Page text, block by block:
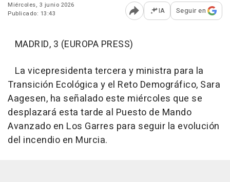
Miércoles, 3 junio 2026
Publicado: 13:43
Abrir opciones para
IA Seguir en
MADRID, 3 (EUROPA PRESS)
La vicepresidenta tercera y ministra para la
Transición Ecológica y el Reto Demográfico, Sara
Aagesen, ha señalado este miércoles que se
desplazará esta tarde al Puesto de Mando
Avanzado en Los Garres para seguir la evolución
del incendio en Murcia.